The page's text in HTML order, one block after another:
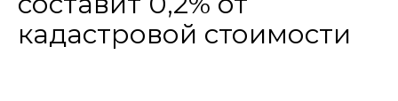
кадастровой стоимости